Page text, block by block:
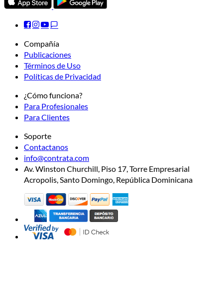
Compañía
Publicaciones
Términos de Uso
Políticas de Privacidad
¿Cómo funciona?
Para Profesionales
Para Clientes
Soporte
Contactanos
info@contrata.com
Av. Winston Churchill, Piso 17, Torre Empresarial
Acropolis, Santo Domingo, República Dominicana